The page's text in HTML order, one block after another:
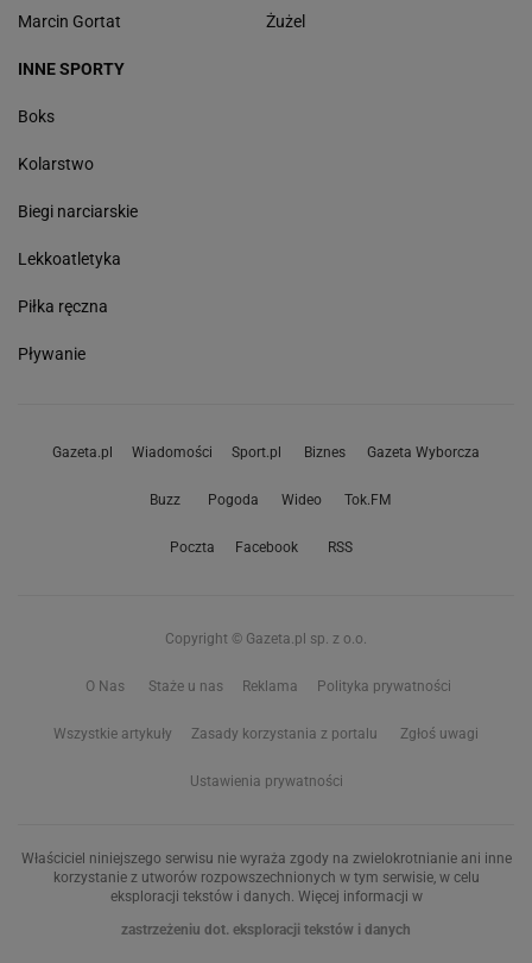
Marcin Gortat Żużel
INNE SPORTY
Boks
Kolarstwo
Biegi narciarskie
Lekkoatletyka
Piłka ręczna
Pływanie
Gazeta.pl Wiadomości Sport.pl Biznes Gazeta Wyborcza
Buzz Pogoda Wideo Tok.FM
Poczta Facebook RSS
Copyright © Gazeta.pl sp. z o.o.
O Nas Staże u nas Reklama Polityka prywatności
Wszystkie artykuły Zasady korzystania z portalu Zgłoś uwagi
Ustawienia prywatności
Właściciel niniejszego serwisu nie wyraża zgody na zwielokrotnianie ani inne
korzystanie z utworów rozpowszechnionych w tym serwisie, w celu
eksploracji tekstów i danych. Więcej informacji w
zastrzeżeniu dot. eksploracji tekstów i danych